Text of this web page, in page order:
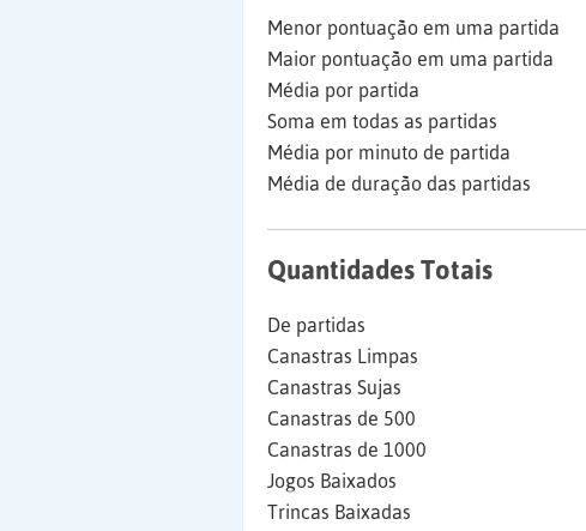
Menor pontuação em uma partida
Maior pontuação em uma partida
Média por partida
Soma em todas as partidas
Média por minuto de partida
Média de duração das partidas
Quantidades Totais
De partidas
Canastras Limpas
Canastras Sujas
Canastras de 500
Canastras de 1000
Jogos Baixados
Trincas Baixadas